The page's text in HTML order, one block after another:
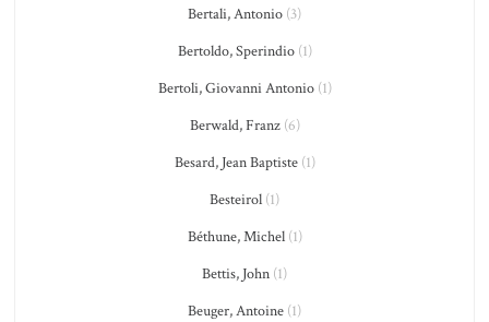
Bertali, Antonio (3)
Bertoldo, Sperindio(1)
Bertoli, Giovanni Antonio(1)
Berwald, Franz(6)
Besard, Jean Baptiste(1)
Besteirol (1)
Béthune, Michel(1)
Bettis, John (1)
Beuger, Antoine (1)